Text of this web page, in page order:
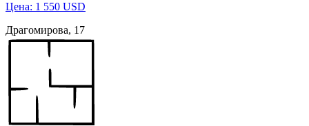
Цена: 1 550 USD
Драгомирова, 17